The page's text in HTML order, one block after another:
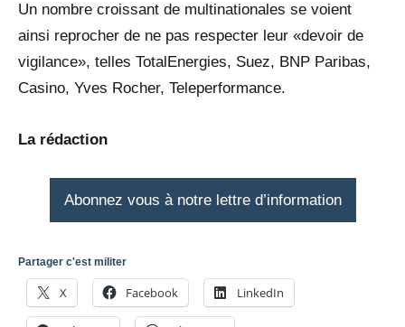
Un nombre croissant de multinationales se voient
ainsi reprocher de ne pas respecter leur «devoir de
vigilance», telles TotalEnergies, Suez, BNP Paribas,
Casino, Yves Rocher, Teleperformance.
La rédaction
Abonnez vous à notre lettre d’information
Partager c'est militer
X Facebook LinkedIn